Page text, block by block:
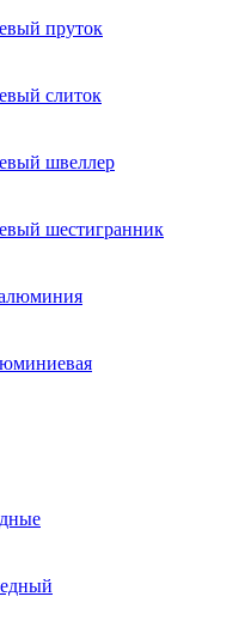
пруток
слиток
швеллер
шестигранник